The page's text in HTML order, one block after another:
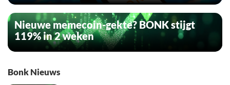
Nieuwe memecoin-gekte? BONK stijgt
119% in 2 weken
Bonk Nieuws